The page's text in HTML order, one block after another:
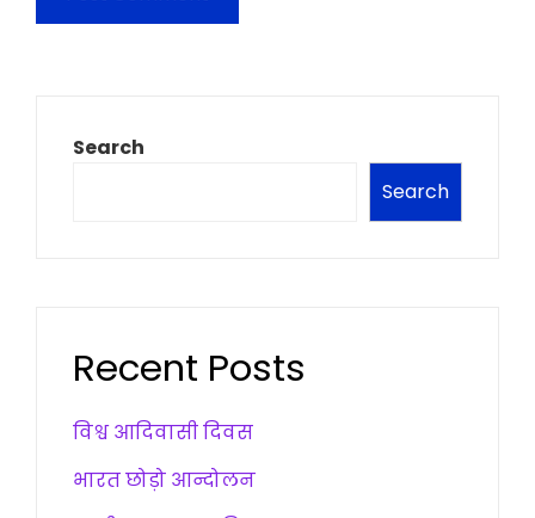
Search
Search
Recent Posts
विश्व आदिवासी दिवस
भारत छोड़ो आन्दोलन